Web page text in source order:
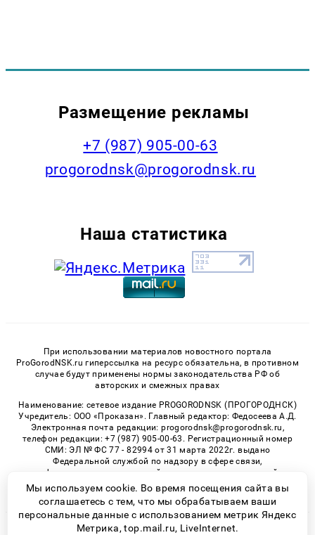
Размещение рекламы
+7 (987) 905-00-63
progorodnsk@progorodnsk.ru
Наша статистика
При использовании материалов новостного портала
ProGorodNSK.ru гиперссылка на ресурс обязательна, в противном
случае будут применены нормы законодательства РФ об
авторских и смежных правах
Наименование: сетевое издание PROGORODNSK (ПРОГОРОДНСК)
Учредитель: ООО «Проказан». Главный редактор: Федосеева А.Д.
Электронная почта редакции: progorodnsk@progorodnsk.ru,
телефон редакции: +7 (987) 905-00-63. Регистрационный номер
СМИ: ЭЛ № ФС 77 - 82994 от 31 марта 2022г. выдано
Федеральной службой по надзору в сфере связи,
информационных технологий и массовых коммуникаций.
Возрастная категория сайта 16+.
© 2026 «progorodnsk» | Все права защищены
Мы используем cookie. Во время посещения сайта вы
соглашаетесь с тем, что мы обрабатываем ваши
персональные данные с использованием метрик Яндекс
Метрика, top.mail.ru, LiveInternet.